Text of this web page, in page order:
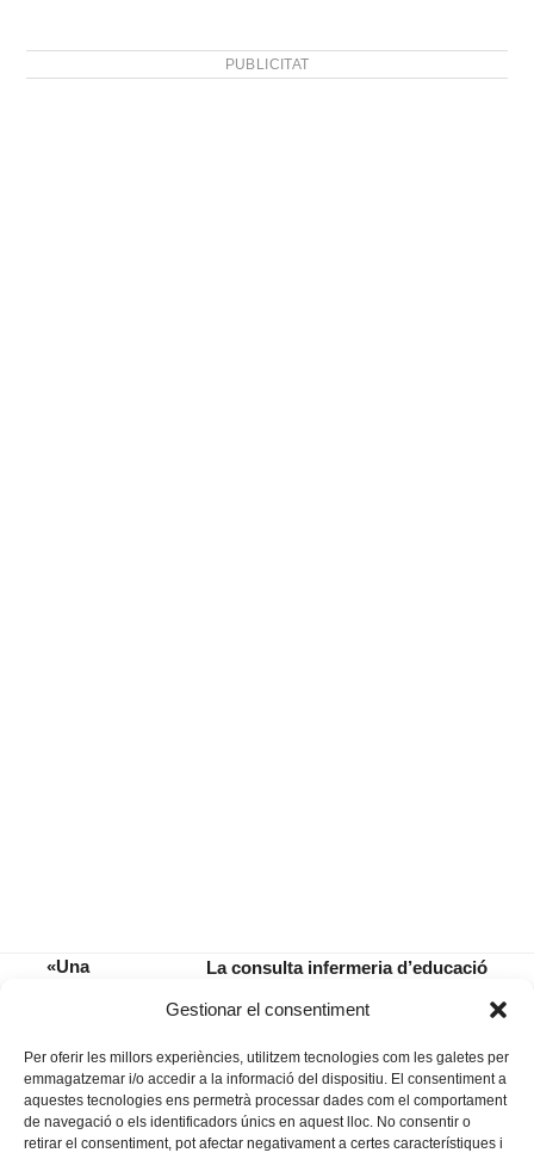
Gestionar el consentiment
Per oferir les millors experiències, utilitzem tecnologies com les galetes per
emmagatzemar i/o accedir a la informació del dispositiu. El consentiment a
aquestes tecnologies ens permetrà processar dades com el comportament
de navegació o els identificadors únics en aquest lloc. No consentir o
retirar el consentiment, pot afectar negativament a certes característiques i
PUBLICITAT
«Una
next
La consulta infermeria d’educació
900 consultes presencials